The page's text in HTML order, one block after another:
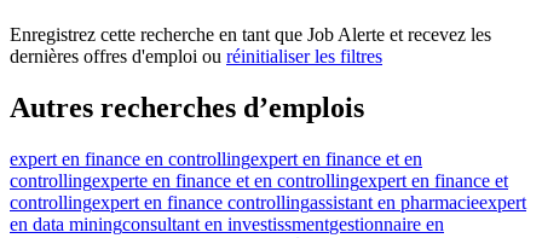
Enregistrez cette recherche en tant que Job Alerte et recevez les
dernières offres d'emploi ou réinitialiser les filtres
Autres recherches d’emplois
expert en finance en controllingexpert en finance et en
controllingexperte en finance et en controllingexpert en finance et
controllingexpert en finance controllingassistant en pharmacieexpert
en data miningconsultant en investissmentgestionnaire en